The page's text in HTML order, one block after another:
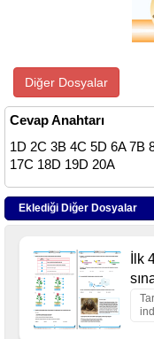
Diğer Dosyalar
Cevap Anahtarı
1D 2C 3B 4C 5D 6A 7B
17C 18D 19D 20A
Eklediği Diğer Dosyalar
İlk